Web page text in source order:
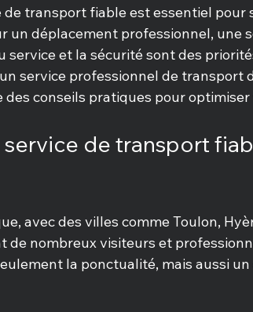
de transport fiable est essentiel pour
un déplacement professionnel, une
et la sécurité sont des
service professionnel de transport
des conseils pratiques pour
de transport
avec des villes comme Toulon,
de nombreux visiteurs et
la ponctualité, mais aussi